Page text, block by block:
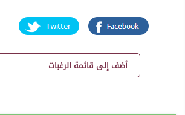
أضف إلى قائمة الرغبات